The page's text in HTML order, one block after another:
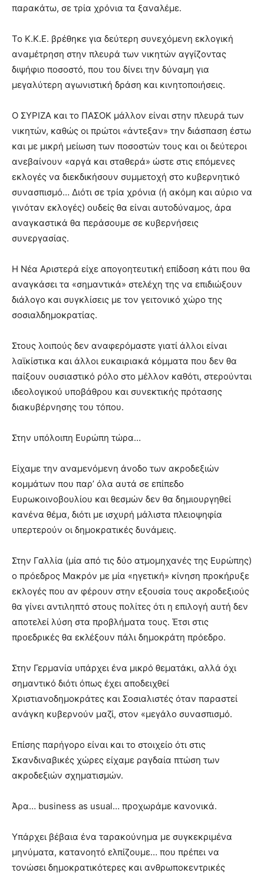
παρακάτω, σε τρία χρόνια τα ξαναλέμε.
Το Κ.Κ.Ε. βρέθηκε για δεύτερη συνεχόμενη εκλογική
αναμέτρηση στην πλευρά των νικητών αγγίζοντας
διψήφιο ποσοστό, που του δίνει την δύναμη για
μεγαλύτερη αγωνιστική δράση και κινητοποιήσεις.
Ο ΣΥΡΙΖΑ και το ΠΑΣΟΚ μάλλον είναι στην πλευρά των
νικητών, καθώς οι πρώτοι «άντεξαν» την διάσπαση έστω
και με μικρή μείωση των ποσοστών τους και οι δεύτεροι
ανεβαίνουν «αργά και σταθερά» ώστε στις επόμενες
εκλογές να διεκδικήσουν συμμετοχή στο κυβερνητικό
συνασπισμό… Διότι σε τρία χρόνια (ή ακόμη και αύριο να
γινόταν εκλογές) ουδείς θα είναι αυτοδύναμος, άρα
αναγκαστικά θα περάσουμε σε κυβερνήσεις
συνεργασίας.
Η Νέα Αριστερά είχε απογοητευτική επίδοση κάτι που θα
αναγκάσει τα «σημαντικά» στελέχη της να επιδιώξουν
διάλογο και συγκλίσεις με τον γειτονικό χώρο της
σοσιαλδημοκρατίας.
Στους λοιπούς δεν αναφερόμαστε γιατί άλλοι είναι
λαϊκίστικα και άλλοι ευκαιριακά κόμματα που δεν θα
παίξουν ουσιαστικό ρόλο στο μέλλον καθότι, στερούνται
ιδεολογικού υποβάθρου και συνεκτικής πρότασης
διακυβέρνησης του τόπου.
Στην υπόλοιπη Ευρώπη τώρα…
Είχαμε την αναμενόμενη άνοδο των ακροδεξιών
κομμάτων που παρ’ όλα αυτά σε επίπεδο
Ευρωκοινοβουλίου και θεσμών δεν θα δημιουργηθεί
κανένα θέμα, διότι με ισχυρή μάλιστα πλειοψηφία
υπερτερούν οι δημοκρατικές δυνάμεις.
Στην Γαλλία (μία από τις δύο ατμομηχανές της Ευρώπης)
ο πρόεδρος Μακρόν με μία «ηγετική» κίνηση προκήρυξε
εκλογές που αν φέρουν στην εξουσία τους ακροδεξιούς
θα γίνει αντιληπτό στους πολίτες ότι η επιλογή αυτή δεν
αποτελεί λύση στα προβλήματα τους. Έτσι στις
προεδρικές θα εκλέξουν πάλι δημοκράτη πρόεδρο.
Στην Γερμανία υπάρχει ένα μικρό θεματάκι, αλλά όχι
σημαντικό διότι όπως έχει αποδειχθεί
Χριστιανοδημοκράτες και Σοσιαλιστές όταν παραστεί
ανάγκη κυβερνούν μαζί, στον «μεγάλο συνασπισμό.
Επίσης παρήγορο είναι και το στοιχείο ότι στις
Σκανδιναβικές χώρες είχαμε ραγδαία πτώση των
ακροδεξιών σχηματισμών.
Άρα… business as usual… προχωράμε κανονικά.
Υπάρχει βέβαια ένα ταρακούνημα με συγκεκριμένα
μηνύματα, κατανοητό ελπίζουμε… που πρέπει να
τονώσει δημοκρατικότερες και ανθρωποκεντρικές